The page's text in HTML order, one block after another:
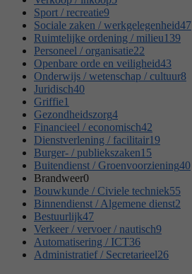
Sport / recreatie9
Sociale zaken / werkgelegenheid47
Ruimtelijke ordening / milieu139
Personeel / organisatie22
Openbare orde en veiligheid43
Onderwijs / wetenschap / cultuur8
Juridisch40
Griffie1
Gezondheidszorg4
Financieel / economisch42
Dienstverlening / facilitair19
Burger- / publiekszaken15
Buitendienst / Groenvoorziening40
Brandweer0
Bouwkunde / Civiele techniek55
Binnendienst / Algemene dienst2
Bestuurlijk47
Verkeer / vervoer / nautisch9
Automatisering / ICT36
Administratief / Secretarieel26